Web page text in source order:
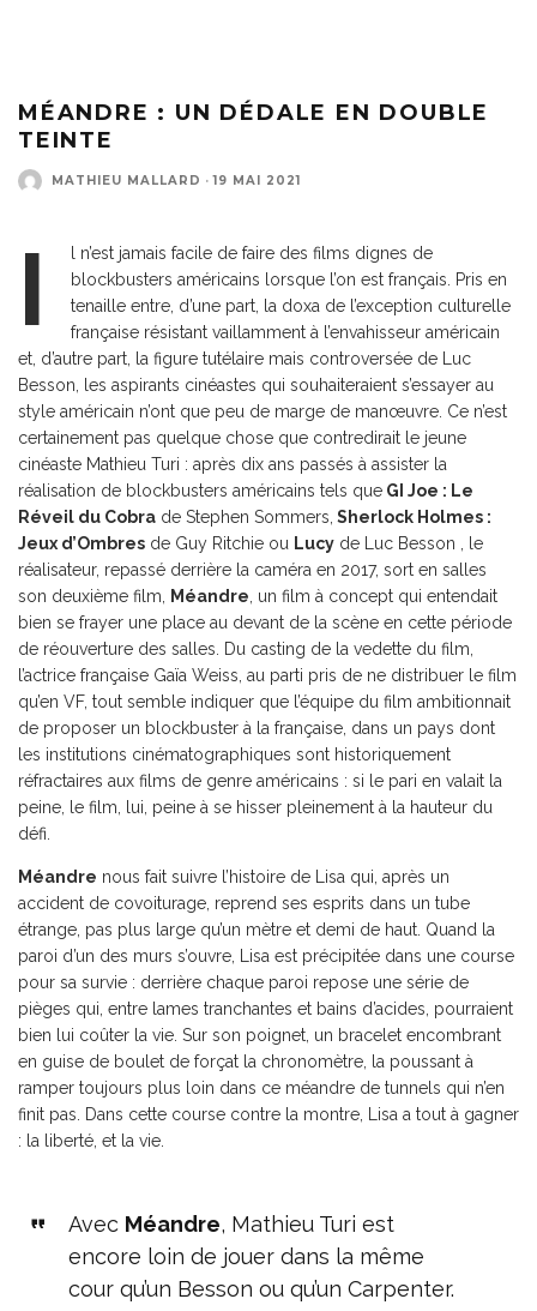
MÉANDRE : UN DÉDALE EN DOUBLE
TEINTE
MATHIEU MALLARD · 19 MAI 2021
I
l n’est jamais facile de faire des films dignes de
blockbusters américains lorsque l’on est français. Pris en
tenaille entre, d’une part, la doxa de l’exception culturelle
française résistant vaillamment à l’envahisseur américain
et, d’autre part, la figure tutélaire mais controversée de Luc
Besson, les aspirants cinéastes qui souhaiteraient s’essayer au
style américain n’ont que peu de marge de manœuvre. Ce n’est
certainement pas quelque chose que contredirait le jeune
cinéaste Mathieu Turi : après dix ans passés à assister la
réalisation de blockbusters américains tels que GI Joe : Le
Réveil du Cobra de Stephen Sommers, Sherlock Holmes :
Jeux d’Ombres de Guy Ritchie ou Lucy de Luc Besson , le
réalisateur, repassé derrière la caméra en 2017, sort en salles
son deuxième film,
Méandre , un film à concept qui entendait
bien se frayer une place au devant de la scène en cette période
de réouverture des salles. Du casting de la vedette du film,
l’actrice française Gaïa Weiss, au parti pris de ne distribuer le film
qu’en VF, tout semble indiquer que l’équipe du film ambitionnait
de proposer un blockbuster à la française, dans un pays dont
les institutions cinématographiques sont historiquement
réfractaires aux films de genre américains : si le pari en valait la
peine, le film, lui, peine à se hisser pleinement à la hauteur du
défi.
Méandre nous fait suivre l’histoire de Lisa qui, après un
accident de covoiturage, reprend ses esprits dans un tube
étrange, pas plus large qu’un mètre et demi de haut. Quand la
paroi d’un des murs s’ouvre, Lisa est précipitée dans une course
pour sa survie : derrière chaque paroi repose une série de
pièges qui, entre lames tranchantes et bains d’acides, pourraient
bien lui coûter la vie. Sur son poignet, un bracelet encombrant
en guise de boulet de forçat la chronomètre, la poussant à
ramper toujours plus loin dans ce méandre de tunnels qui n’en
finit pas. Dans cette course contre la montre, Lisa a tout à gagner
: la liberté, et la vie.
Avec Méandre, Mathieu Turi est
encore loin de jouer dans la même
cour qu’un Besson ou qu’un Carpenter.